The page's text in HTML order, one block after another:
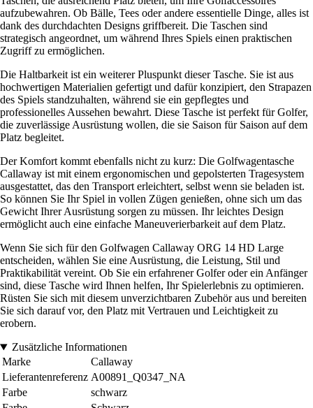
aufzubewahren. Ob Bälle, Tees oder andere essentielle Dinge, alles ist
dank des durchdachten Designs griffbereit. Die Taschen sind
strategisch angeordnet, um während Ihres Spiels einen praktischen
Zugriff zu ermöglichen.
Die Haltbarkeit ist ein weiterer Pluspunkt dieser Tasche. Sie ist aus
hochwertigen Materialien gefertigt und dafür konzipiert, den Strapazen
des Spiels standzuhalten, während sie ein gepflegtes und
professionelles Aussehen bewahrt. Diese Tasche ist perfekt für Golfer,
die zuverlässige Ausrüstung wollen, die sie Saison für Saison auf dem
Platz begleitet.
Der Komfort kommt ebenfalls nicht zu kurz: Die Golfwagentasche
Callaway ist mit einem ergonomischen und gepolsterten Tragesystem
ausgestattet, das den Transport erleichtert, selbst wenn sie beladen ist.
So können Sie Ihr Spiel in vollen Zügen genießen, ohne sich um das
Gewicht Ihrer Ausrüstung sorgen zu müssen. Ihr leichtes Design
ermöglicht auch eine einfache Maneuverierbarkeit auf dem Platz.
Wenn Sie sich für den Golfwagen Callaway ORG 14 HD Large
entscheiden, wählen Sie eine Ausrüstung, die Leistung, Stil und
Praktikabilität vereint. Ob Sie ein erfahrener Golfer oder ein Anfänger
sind, diese Tasche wird Ihnen helfen, Ihr Spielerlebnis zu optimieren.
Rüsten Sie sich mit diesem unverzichtbaren Zubehör aus und bereiten
Sie sich darauf vor, den Platz mit Vertrauen und Leichtigkeit zu
erobern.
Zusätzliche Informationen
Marke
Callaway
Lieferantenreferenz A00891_Q0347_NA
Farbe
schwarz